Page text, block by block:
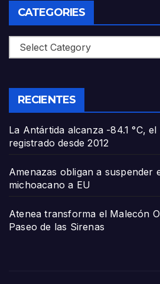
CATEGORIES
Categories
RECIENTES
La Antártida alcanza -84.1 °C,
registrado desde 2012
Amenazas obligan a suspender
michoacano a EU
Atenea transforma el Malecón
Paseo de las Sirenas